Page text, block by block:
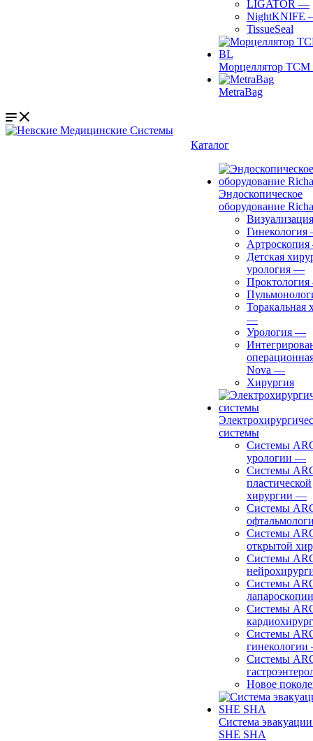
LIGATOR —
NightKNIFE
TissueSeal
Морцеллятор ТСМ
MetraBag
Каталог
Эндоскопическое
оборудование
Визуализация
Гинекология
Артроскопия
Детская
урология —
Проктология
Торакальная
—
Урология —
Nova —
Хирургия
системы
Системы
урологии —
Системы
пластической
хирургии —
Системы
Системы
открытой
Системы
Системы
лапароскопии
Системы
Системы
гинекологии
Системы
Новое
Система
SHE SHA